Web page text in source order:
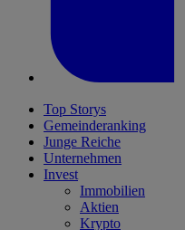
Top Storys
Gemeinderanking
Junge Reiche
Unternehmen
Invest
Immobilien
Aktien
Krypto